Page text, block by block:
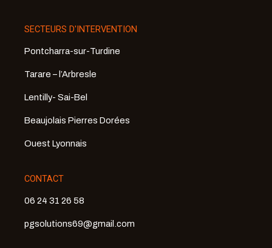
SECTEURS D'INTERVENTION
Pontcharra-sur-Turdine
Tarare – l’Arbresle
Lentilly- Sai-Bel
Beaujolais Pierres Dorées
Ouest Lyonnais
CONTACT
06 24 31 26 58
pgsolutions69@gmail.com